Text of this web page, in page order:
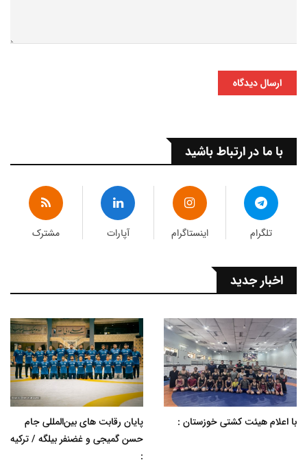
ارسال دیدگاه
با ما در ارتباط باشید
تلگرام اینستاگرام آپارات مشترک
اخبار جدید
با اعلام هیئت کشتی خوزستان :
پایان رقابت های بین‌المللی جام
حسن گمیجی و غضنفر بیلگه / ترکیه
: